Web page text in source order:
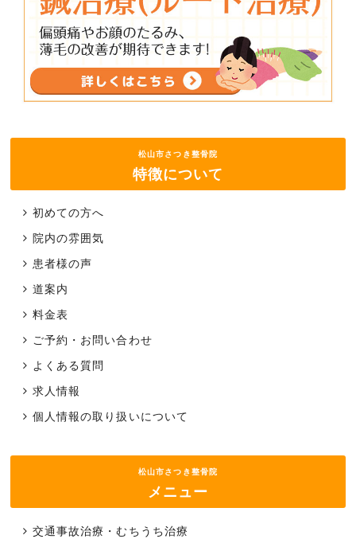
松山市さつき整骨院
特徴について
初めての方へ
院内の雰囲気
患者様の声
道案内
料金表
ご予約・お問い合わせ
よくある質問
求人情報
個人情報の取り扱いについて
松山市さつき整骨院
メニュー
交通事故治療・むちうち治療